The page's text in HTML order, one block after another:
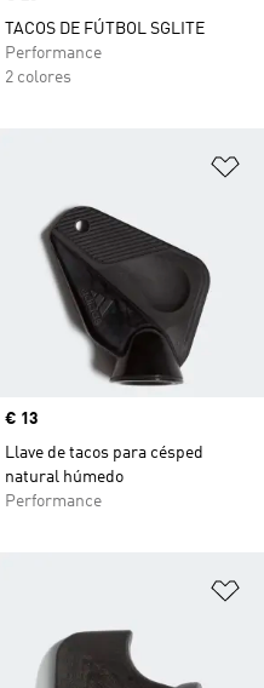
TACOS DE FÚTBOL SGLITE
Performance
2 colores
Precio
€ 13
Llave de tacos para césped
natural húmedo
Performance